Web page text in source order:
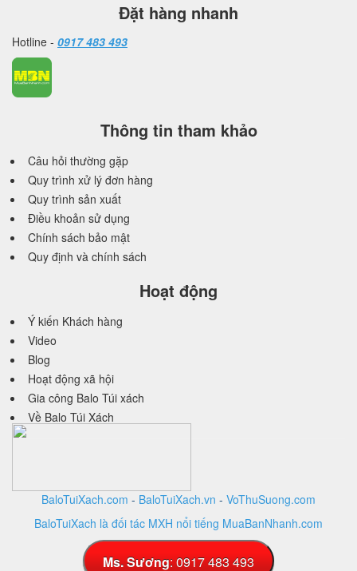
Đặt hàng nhanh
Hotline - 0917 483 493
Thông tin tham khảo
Câu hỏi thường gặp
Quy trình xử lý đơn hàng
Quy trình sản xuất
Điều khoản sử dụng
Chính sách bảo mật
Quy định và chính sách
Hoạt động
Ý kiến Khách hàng
Video
Blog
Hoạt động xã hội
Gia công Balo Túi xách
Về Balo Túi Xách
BaloTuiXach.com - BaloTuiXach.vn - VoThuSuong.com
BaloTuiXach là đối tác MXH nổi tiếng MuaBanNhanh.com
Thiết kế website
DESIGN
Ms. Sương: 0917 483 493